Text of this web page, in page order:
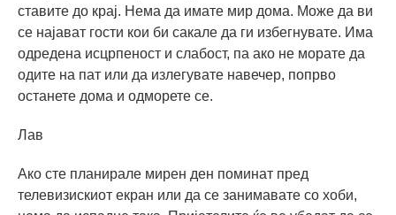
ставите до крај. Нема да имате мир дома. Може да ви
се најават гости кои би сакале да ги избегнувате. Има
одредена исцрпеност и слабост, па ако не морате да
одите на пат или да излегувате навечер, попрво
останете дома и одморете се.
Лав
Ако сте планирале мирен ден поминат пред
телевизискиот екран или да се занимавате со хоби,